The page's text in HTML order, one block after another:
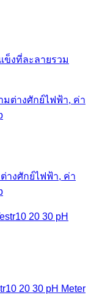
ข็งที่ละลายรวม
างศักย์ไฟฟ้า, ค่า
20 30 pH Meter